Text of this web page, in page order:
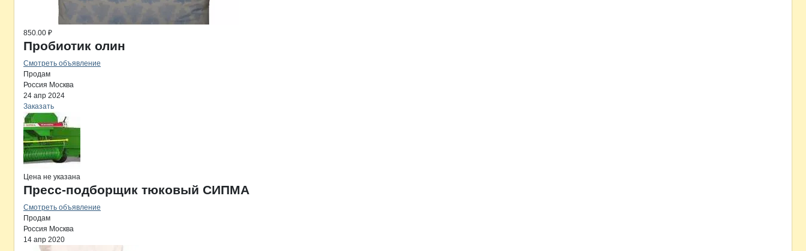
850.00 ₽
Пробиотик олин
Смотреть объявление
Продам
Россия Москва
24 апр 2024
Заказать
Цена не указана
Пресс-подборщик тюковый СИПМА
Смотреть объявление
Продам
Россия Москва
14 апр 2020